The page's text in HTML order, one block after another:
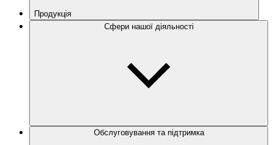
Продукція
Сфери нашої діяльності
Обслуговування та підтримка